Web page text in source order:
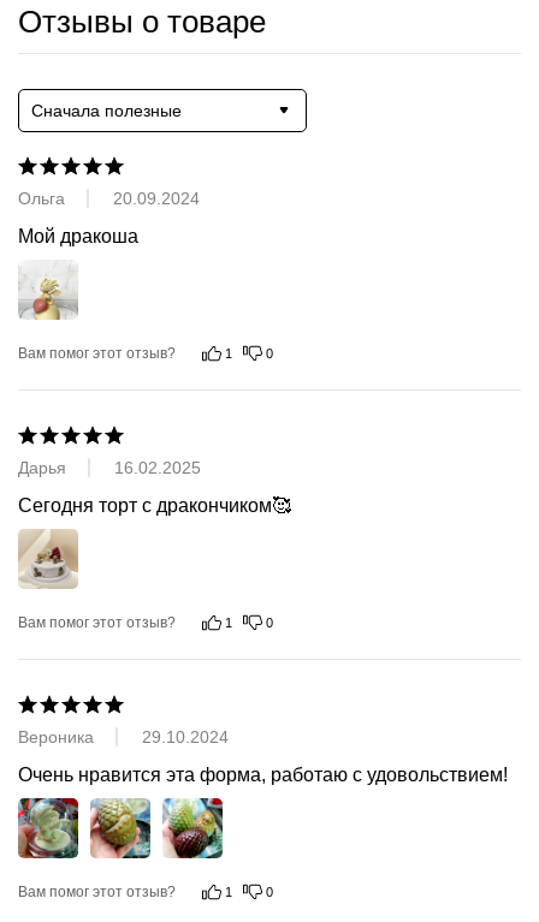
Отзывы о товаре
Сначала полезные
Ольга 20.09.2024
Мой дракоша
Вам помог этот отзыв? 1 0
Дарья 16.02.2025
Сегодня торт с дракончиком🥰
Вам помог этот отзыв? 1 0
Вероника 29.10.2024
Очень нравится эта форма, работаю с удовольствием!
Вам помог этот отзыв? 1 0